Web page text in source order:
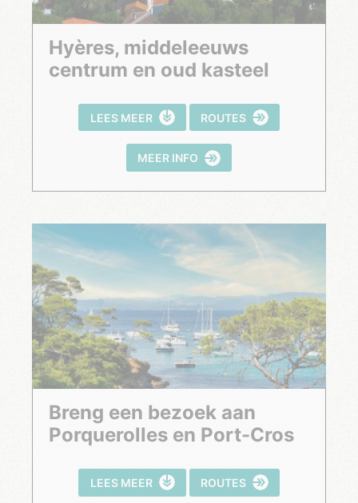
Hyères, middeleeuws
centrum en oud kasteel
LEES MEER ROUTES
MEER INFO
Breng een bezoek aan
Porquerolles en Port-Cros
LEES MEER ROUTES